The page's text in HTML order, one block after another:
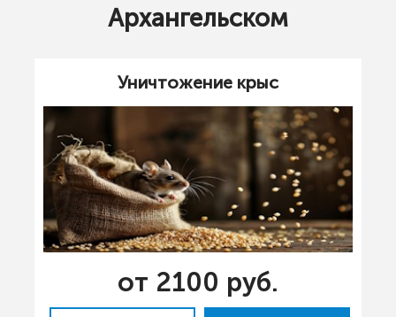
Архангельском
Уничтожение крыс
от 2100 руб.